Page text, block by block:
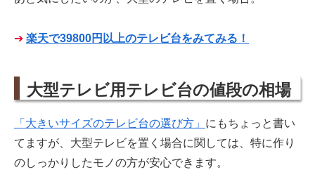
➔ 楽天で39800円以上のテレビ台をみてみる！
大型テレビ用テレビ台の値段の相場
「大きいサイズのテレビ台の選び方」 にもちょっと書い
てますが、大型テレビを置く場合に関しては、特に作り
のしっかりしたモノの方が安心できます。